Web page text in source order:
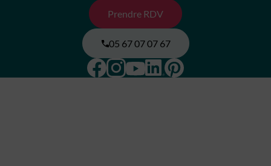
Prendre RDV
05 67 07 07 67
FacebookInstagram
YoutubeLinkedinPinterest